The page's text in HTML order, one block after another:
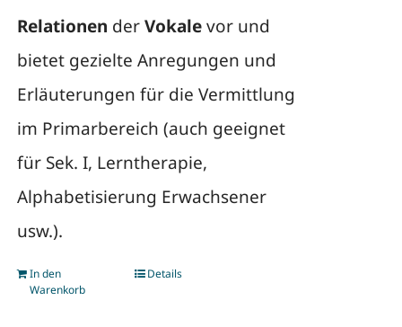
Relationen derVokalevor und
bietet gezielte Anregungen und
Erläuterungen für die Vermittlung
im Primarbereich (auch geeignet
für Sek. I, Lerntherapie,
Alphabetisierung Erwachsener
usw.).
In den
Warenkorb
Details